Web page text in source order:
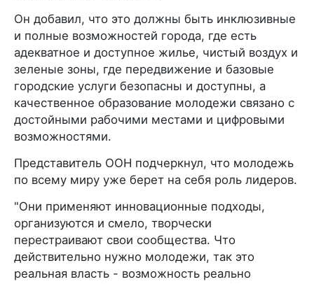
Он добавил, что это должны быть инклюзивные
и полные возможностей города, где есть
адекватное и доступное жилье, чистый воздух и
зеленые зоны, где передвижение и базовые
городские услуги безопасны и доступны, а
качественное образование молодежи связано с
достойными рабочими местами и цифровыми
возможностями.
Представитель ООН подчеркнул, что молодежь
по всему миру уже берет на себя роль лидеров.
"Они применяют инновационные подходы,
организуются и смело, творчески
перестраивают свои сообщества. Что
действительно нужно молодежи, так это
реальная власть - возможность реально